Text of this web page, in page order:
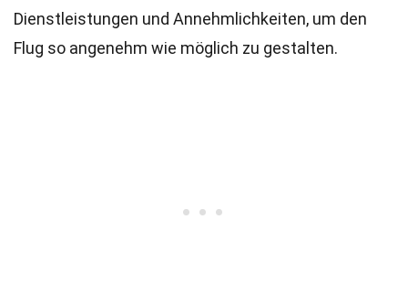
Dienstleistungen und Annehmlichkeiten, um den
Flug so angenehm wie möglich zu gestalten.